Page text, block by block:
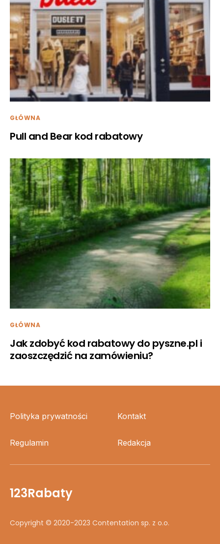
GŁÓWNA
Pull and Bear kod rabatowy
GŁÓWNA
Jak zdobyć kod rabatowy do pyszne.pl i
zaoszczędzić na zamówieniu?
Polityka prywatności Kontakt
Regulamin Redakcja
123Rabaty
Copyright © 2020-2023 Contentation sp. z o.o.